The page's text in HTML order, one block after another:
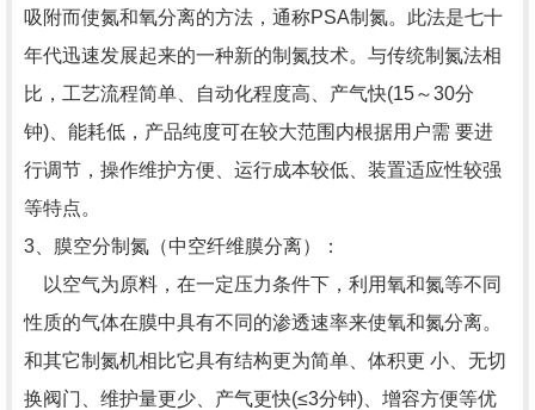
吸附而使氮和氧分离的方法，通称PSA制氮。此法是七十
年代迅速发展起来的一种新的制氮技术。与传统制氮法相
比，工艺流程简单、自动化程度高、产气快(15～30分
钟)、能耗低，产品纯度可在较大范围内根据用户需 要进
行调节，操作维护方便、运行成本较低、装置适应性较强
等特点。
3、膜空分制氮（中空纤维膜分离）：
以空气为原料，在一定压力条件下，利用氧和氮等不同
性质的气体在膜中具有不同的渗透速率来使氧和氮分离。
和其它制氮机相比它具有结构更为简单、体积更 小、无切
换阀门、维护量更少、产气更快(≤3分钟)、增容方便等优